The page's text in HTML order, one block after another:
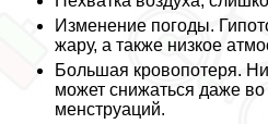
Изменение погоды.
жару, а также низкое
Большая кровопотеря.
может снижаться даже
мeнcтpуаций.